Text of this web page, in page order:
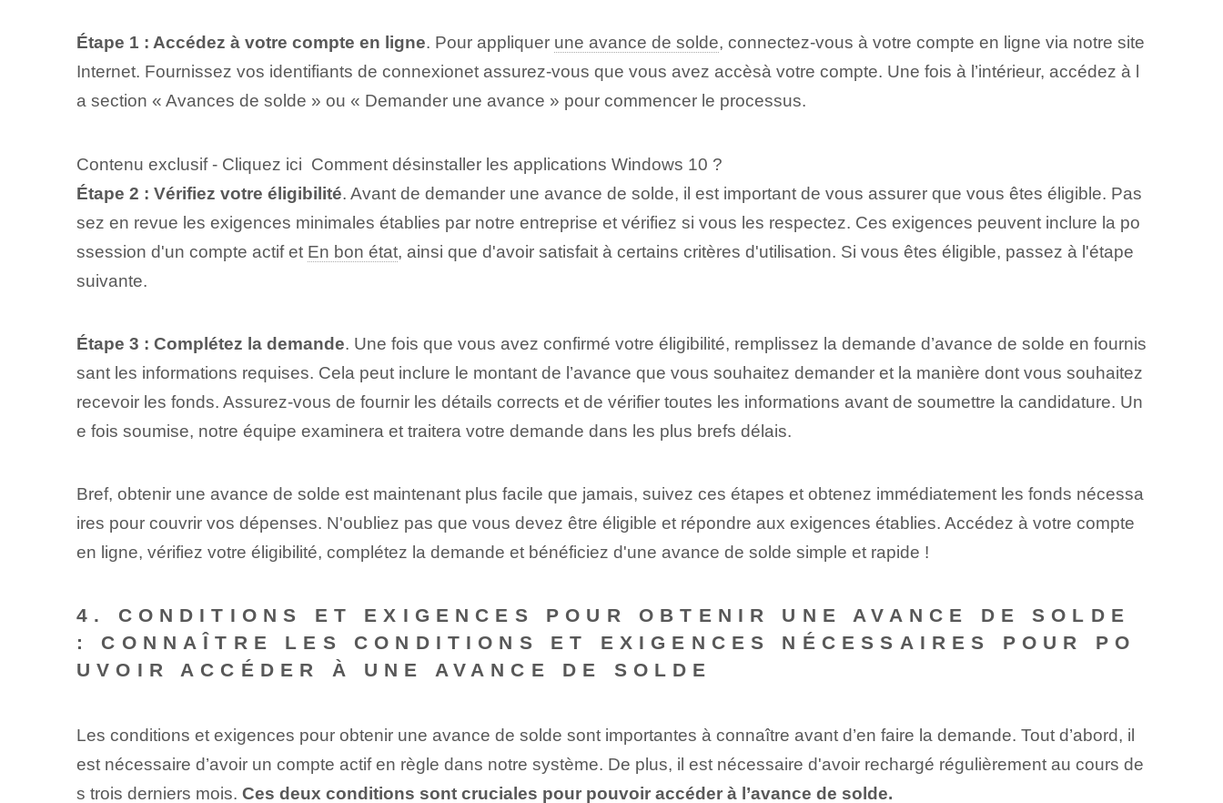
Étape 1 : Accédez à votre compte en ligne. Pour appliquer une avance de solde, connectez-vous à votre compte en ligne via notre site
Internet. Fournissez vos ‌identifiants de connexion‍et assurez-vous que vous ‌avez accès⁤à votre⁤ compte. Une fois à l’intérieur, accédez à l
a section « Avances de solde » ou « Demander une avance » pour commencer le processus.
Contenu exclusif - Cliquez ici Comment désinstaller les applications Windows 10 ?
Étape 2 : Vérifiez votre⁤ éligibilité.⁣ Avant de demander une avance de solde, il est important de vous assurer que vous êtes éligible. Pas
sez en revue les exigences minimales établies par notre entreprise et vérifiez si vous les respectez. Ces exigences peuvent inclure la po
ssession d'un compte actif⁤ et⁣ En bon état, ainsi que d'avoir satisfait à certains critères d'utilisation.⁢ Si⁤ vous êtes éligible, passez à l'étape
suivante.
Étape 3 : Complétez la demande. Une fois que vous avez confirmé votre éligibilité, remplissez la demande d’avance de solde en fournis
sant les informations requises. Cela peut inclure le montant de l’avance que vous souhaitez demander et la manière dont vous souhaitez
recevoir les fonds. Assurez-vous de fournir les détails corrects et de vérifier toutes les informations avant de soumettre la candidature. Un
e fois soumise, notre équipe examinera et traitera votre demande dans les plus brefs délais.
Bref, obtenir une avance de solde est maintenant plus facile que jamais, suivez ces étapes et obtenez immédiatement les fonds nécessa
ires pour couvrir vos dépenses. N'oubliez pas que vous devez être éligible et répondre aux exigences établies. Accédez à votre compte
en ligne, vérifiez votre éligibilité, complétez la demande et bénéficiez d'une avance de solde simple et rapide !
4. CONDITIONS ET EXIGENCES POUR OBTENIR UNE AVANCE DE SOLDE
: CONNAÎTRE LES CONDITIONS ET EXIGENCES NÉCESSAIRES POUR PO
UVOIR ACCÉDER À UNE AVANCE DE SOLDE
Les ⁤conditions​ et exigences pour obtenir⁢ une avance de solde ‌sont‌ importantes à connaître avant d’en faire la demande. Tout d’abord, il
est nécessaire d’avoir un compte actif en règle dans notre système. De plus, il est nécessaire d'avoir rechargé régulièrement au cours de
s trois derniers mois. Ces deux conditions sont cruciales ⁢pour pouvoir accéder‌ à l’avance de solde.